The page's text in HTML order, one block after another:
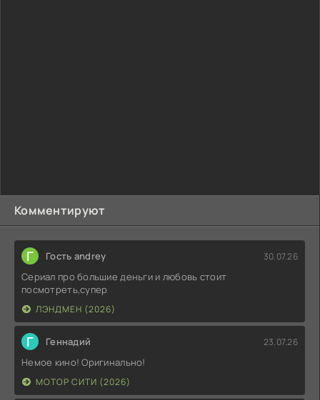
Комментируют
Г Гость andrey 30.07.26
Сериал про большие деньги и любовь стоит
посмотреть,супер
ЛЭНДМЕН (2026)
Г Геннадий 23.07.26
Немое кино! Оригинально!
МОТОР СИТИ (2026)